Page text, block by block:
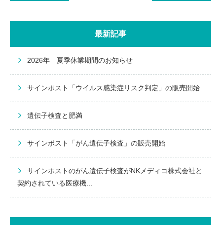
最新記事
2026年 夏季休業期間のお知らせ
サインポスト「ウイルス感染症リスク判定」の販売開始
遺伝子検査と肥満
サインポスト「がん遺伝子検査」の販売開始
サインポストのがん遺伝子検査がNKメディコ株式会社と
契約されている医療機...